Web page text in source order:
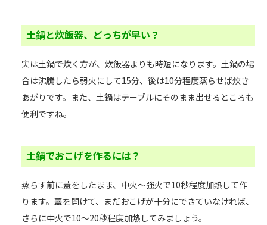
土鍋と炊飯器、どっちが早い？
実は土鍋で炊く方が、炊飯器よりも時短になります。土鍋の場
合は沸騰したら弱火にして15分、後は10分程度蒸らせば炊き
あがりです。また、土鍋はテーブルにそのまま出せるところも
便利ですね。
土鍋でおこげを作るには？
蒸らす前に蓋をしたまま、中火～強火で10秒程度加熱して作
ります。蓋を開けて、まだおこげが十分にできていなければ、
さらに中火で10～20秒程度加熱してみましょう。